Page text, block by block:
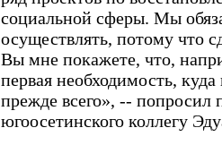
социальной сферы. Мы
осуществлять, потому что
Вы мне покажете, что,
первая необходимость,
прежде всего», -- попросил
югоосетинского коллегу